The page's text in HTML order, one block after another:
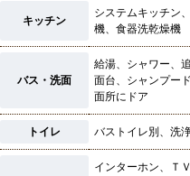
キッチン
システムキッチン
機、食器洗乾燥機
バス・洗面
給湯、シャワー、
面台、シャンプー
面所にドア
トイレ バストイレ別、洗
インターホン、Ｔ